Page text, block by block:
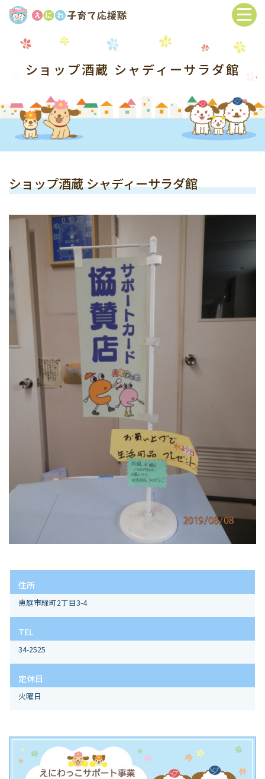
ショップ酒蔵 シャディーサラダ館
ショップ酒蔵 シャディーサラダ館
住所
恵庭市緑町2丁目3-4
TEL
34-2525
定休日
火曜日